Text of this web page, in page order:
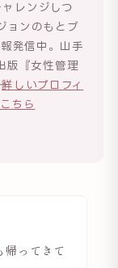
レンジしつ
ョンのもとブ
発信中。山手
版『女性管理
詳しいプロフィ
ちら
帰ってきて